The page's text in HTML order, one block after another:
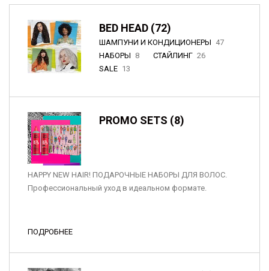
BED HEAD (72)
ШАМПУНИ И КОНДИЦИОНЕРЫ 47
НАБОРЫ 8 СТАЙЛИНГ 26
SALE 13
PROMO SETS (8)
HAPPY NEW HAIR! ПОДАРОЧНЫЕ НАБОРЫ ДЛЯ ВОЛОС.
Профессиональный уход в идеальном формате.
ПОДРОБНЕЕ